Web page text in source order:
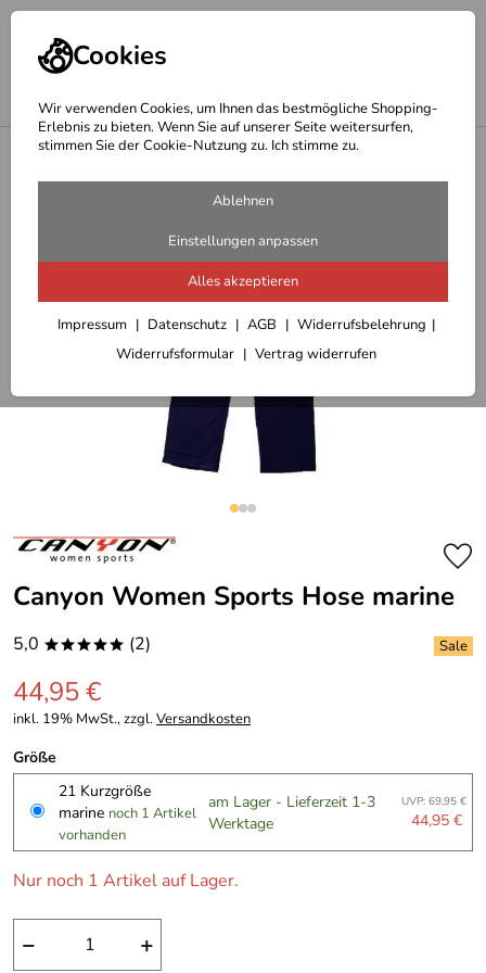
Cookies
Wir verwenden Cookies, um Ihnen das bestmögliche Shopping-
Erlebnis zu bieten. Wenn Sie auf unserer Seite weitersurfen,
stimmen Sie der Cookie-Nutzung zu. Ich stimme zu.
Ablehnen
Einstellungen anpassen
Alles akzeptieren
Impressum Datenschutz AGB
Widerrufsbelehrung
Widerrufsformular
Vertrag widerrufen
Outdoor Hosen/Röcke Damen
Canyon Women Sports Hose marine
5,0 ***** (2)
44,95 €
inkl. 19% MwSt., zzgl.Versandkosten
Größe
21 Kurzgröße
marine noch 1 Artikel
vorhanden
am Lager - Lieferzeit 1-3
Werktage
UVP: 69,95 €
44,95 €
Nur noch 1 Artikel auf Lager.
− +